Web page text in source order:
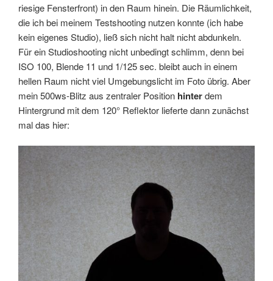
riesige Fensterfront) in den Raum hinein. Die Räumlichkeit,
die ich bei meinem Testshooting nutzen konnte (ich habe
kein eigenes Studio), ließ sich nicht halt nicht abdunkeln.
Für ein Studioshooting nicht unbedingt schlimm, denn bei
ISO 100, Blende 11 und 1/125 sec. bleibt auch in einem
hellen Raum nicht viel Umgebungslicht im Foto übrig. Aber
mein 500ws-Blitz aus zentraler Position hinterdem
Hintergrund mit dem 120° Reflektor lieferte dann zunächst
mal das hier: